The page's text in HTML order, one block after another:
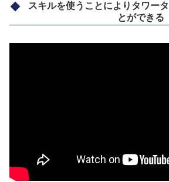
スキルを使うことによりタワー
とができる